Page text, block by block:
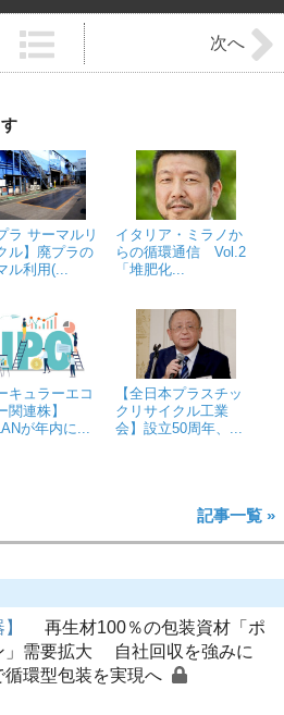
次へ
ラ サーマルリ
ル】廃プラの
ル利用(...
イタリア・ミラノか
らの循環通信 Vol.2
「堆肥化...
キュラーエコ
関連株】
が年内に...
【全日本プラスチッ
クリサイクル工業
会】設立50周年、...
記事一覧 »
】
再生材100％の包装資材「ポ
」需要拡大 自社回収を強みに
循環型包装を実現へ